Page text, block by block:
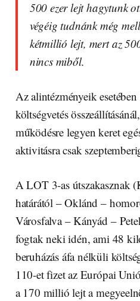
500 ezer lejt hagytunk
végéig tudnánk még
kétmillió lejt, mert az
nincs miből.
Az alintézményeik
költségvetés
működésre legyen keret
aktivitásra csak
A LOT 3-as útszakasznak
határától – Oklánd –
Városfalva – Kányád –
fogtak neki idén, ami 48
beruházás áfa nélküli
110-et fizet az Európai
a 170 millió lejt a